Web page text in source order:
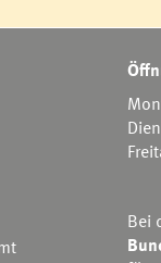
Bei